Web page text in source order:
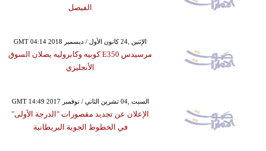
الفيصل
GMT 04:14 2018 الإثنين ,24 كانون الأول / ديسمبر
مرسيدس E350 كوبيه وكابروليه يصلان السوق
الأنجليزي
GMT 14:49 2017 السبت ,04 تشرين الثاني / نوفمبر
الإعلان عن تجديد مقصورات "الدرجة الأولى"
في الخطوط الجوية البريطانية